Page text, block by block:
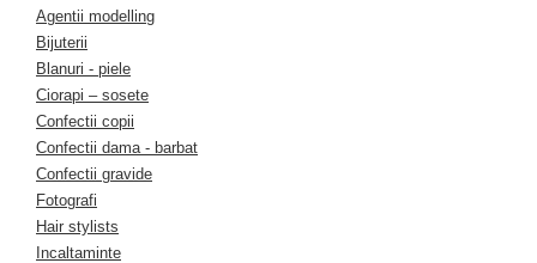
Agentii modelling
Bijuterii
Blanuri - piele
Ciorapi – sosete
Confectii copii
Confectii dama - barbat
Confectii gravide
Fotografi
Hair stylists
Incaltaminte